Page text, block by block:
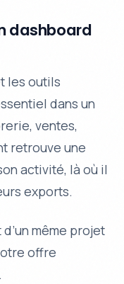
dashboard
les outils
dans un
ventes,
retrouve une
activité, là où il
exports.
même projet
offre
.